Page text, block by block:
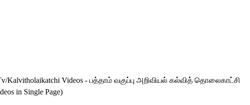
Kalvitholaikatchi Videos - பத்தாம் வகுப்பு அறிவியல் கல்வித் தொலைகாட்சி
in Single Page)